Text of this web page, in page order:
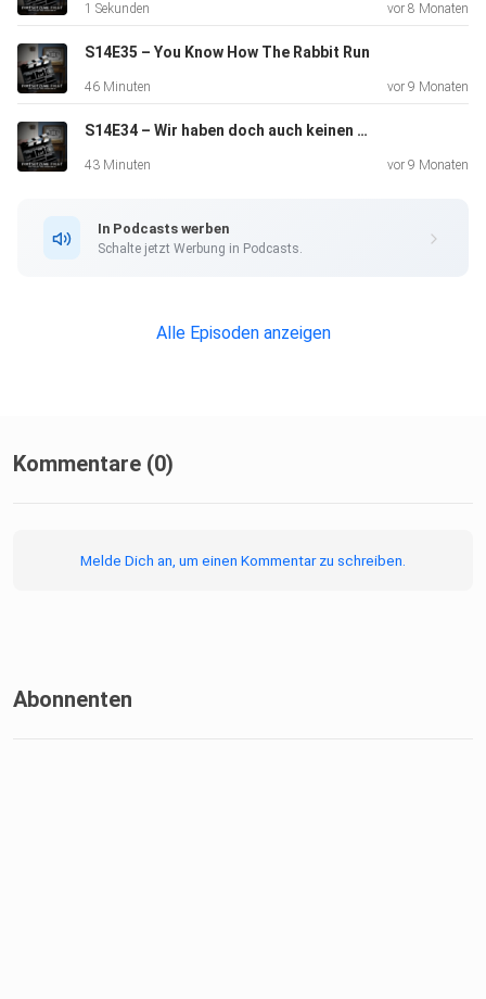
1 Sekunden vor 8 Monaten
S14E35 – You Know How The Rabbit Run
46 Minuten vor 9 Monaten
S14E34 – Wir haben doch auch keinen Plan
43 Minuten vor 9 Monaten
In Podcasts werben
Schalte jetzt Werbung in Podcasts.
Alle Episoden anzeigen
Kommentare (0)
Melde Dich an, um einen Kommentar zu schreiben.
Abonnenten